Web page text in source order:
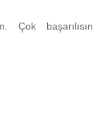
Çok başarılısın